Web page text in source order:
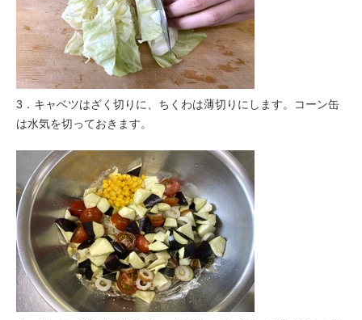
3．キャベツはざく切りに、ちくわは薄切りにします。コーン缶
は水気を切っておきます。